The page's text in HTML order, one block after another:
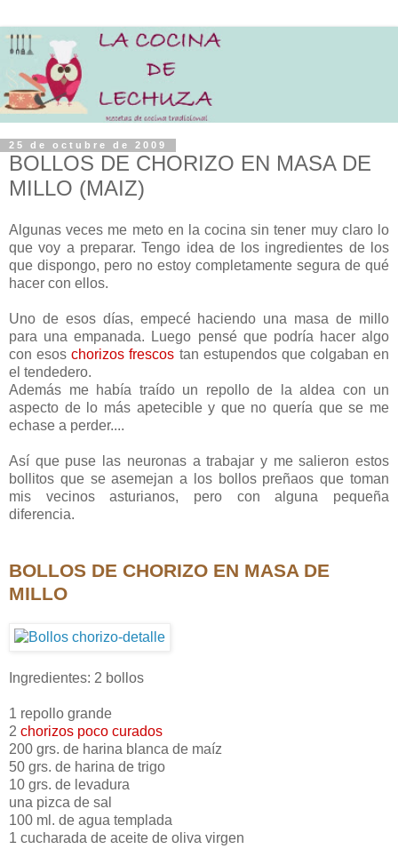
25 de octubre de 2009
BOLLOS DE CHORIZO EN MASA DE
MILLO (MAIZ)
Algunas veces me meto en la cocina sin tener muy claro lo
que voy a preparar. Tengo idea de los ingredientes de los
que dispongo, pero no estoy completamente segura de qué
hacer con ellos.
Uno de esos días, empecé haciendo una masa de millo
para una empanada. Luego pensé que podría hacer algo
con esoschorizos frescos tan estupendos que colgaban en
el tendedero.
Además me había traído un repollo de la aldea con un
aspecto de lo más apetecible y que no quería que se me
echase a perder....
Así que puse las neuronas a trabajar y me salieron estos
bollitos que se asemejan a los bollos preñaos que toman
mis vecinos asturianos, pero con alguna pequeña
diferencia.
BOLLOS DE CHORIZO EN MASA DE
MILLO
Ingredientes: 2 bollos
1 repollo grande
2 chorizos poco curados
200 grs. de harina blanca de maíz
50 grs. de harina de trigo
10 grs. de levadura
una pizca de sal
100 ml. de agua templada
1 cucharada de aceite de oliva virgen